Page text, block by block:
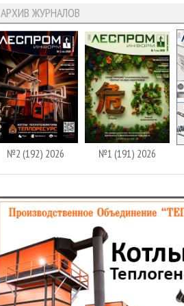
АРХИВ ЖУРНАЛОВ
№2 (192) 2026 №1 (191) 2026